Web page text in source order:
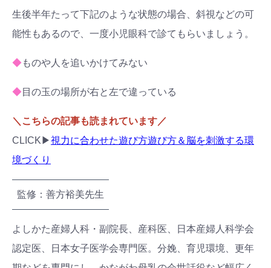
生後半年たって下記のような状態の場合、斜視などの可
能性もあるので、一度小児眼科で診てもらいましょう。
◆ものや人を追いかけてみない
◆目の玉の場所が右と左で違っている
＼こちらの記事も読まれています／
CLICK▶︎視力に合わせた遊び方遊び方＆脳を刺激する環
境づくり
監修：善方裕美先生
よしかた産婦人科・副院長、産科医、日本産婦人科学会
認定医、日本女子医学会専門医。分娩、育児環境、更年